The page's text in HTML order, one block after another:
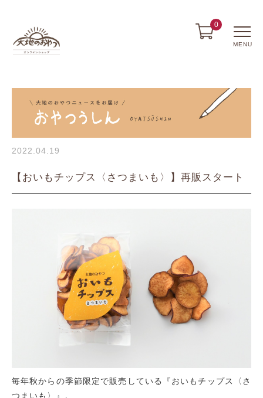
0
MENU
2022.04.19
【おいもチップス〈さつまいも〉】再販スタート
毎年秋からの季節限定で販売している『おいもチップス〈さ
つまいも〉』。